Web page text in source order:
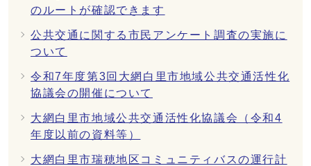
のルートが確認できます
公共交通に関する市民アンケート調査の実施に
ついて
令和7年度第3回大網白里市地域公共交通活性化
協議会の開催について
大網白里市地域公共交通活性化協議会（令和4
年度以前の資料等）
大網白里市瑞穂地区コミュニティバスの運行計